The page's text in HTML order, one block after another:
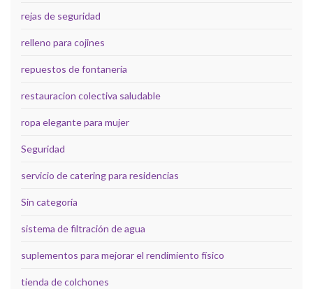
rejas de seguridad
relleno para cojines
repuestos de fontanería
restauracion colectiva saludable
ropa elegante para mujer
Seguridad
servicio de catering para residencias
Sin categoría
sistema de filtración de agua
suplementos para mejorar el rendimiento físico
tienda de colchones